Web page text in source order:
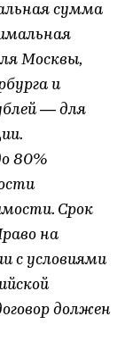
сумма
Москвы,
и
— для
80%
Срок
на
с условиями
должен